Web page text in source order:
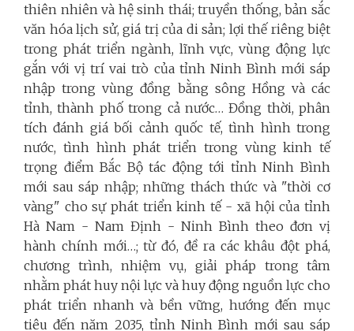
thiên nhiên và hệ sinh thái; truyền thống, bản sắc
văn hóa lịch sử, giá trị của di sản; lợi thế riêng biệt
trong phát triển ngành, lĩnh vực, vùng động lực
gắn với vị trí vai trò của tỉnh Ninh Bình mới sáp
nhập trong vùng đồng bằng sông Hồng và các
tỉnh, thành phố trong cả nước… Đồng thời, phân
tích đánh giá bối cảnh quốc tế, tình hình trong
nước, tình hình phát triển trong vùng kinh tế
trọng điểm Bắc Bộ tác động tới tỉnh Ninh Bình
mới sau sáp nhập; những thách thức và "thời cơ
vàng" cho sự phát triển kinh tế - xã hội của tỉnh
Hà Nam - Nam Định - Ninh Bình theo đơn vị
hành chính mới…; từ đó, đề ra các khâu đột phá,
chương trình, nhiệm vụ, giải pháp trong tâm
nhằm phát huy nội lực và huy động nguồn lực cho
phát triển nhanh và bền vững, hướng đến mục
tiêu đến năm 2035, tỉnh Ninh Bình mới sau sáp